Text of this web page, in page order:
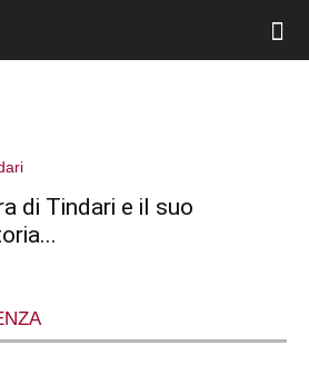
di Tindari e il suo